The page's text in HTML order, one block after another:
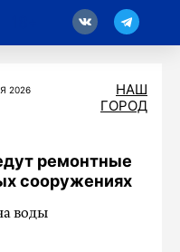
2026
НАШ
ГОРОД
ремонтные
сооружениях
воды